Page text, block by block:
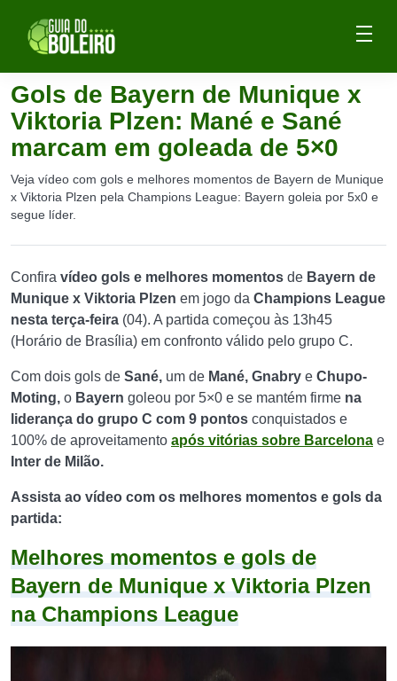
Gols de Bayern de Munique x
Viktoria Plzen: Mané e Sané
marcam em goleada de 5×0
Veja vídeo com gols e melhores momentos de Bayern de Munique
x Viktoria Plzen pela Champions League: Bayern goleia por 5x0 e
segue líder.
Confira vídeo gols e melhores momentos de Bayern de
Munique x Viktoria Plzen em jogo da Champions League
nesta terça-feira (04). A partida começou às 13h45
(Horário de Brasília) em confronto válido pelo grupo C.
Com dois gols de Sané, um de Mané, Gnabry e Chupo-
Moting, o Bayern goleou por 5×0 e se mantém firme na
liderança do grupo C com 9 pontos conquistados e
100% de aproveitamento após vitórias sobre Barcelona e
Inter de Milão.
Assista ao vídeo com os melhores momentos e gols da
partida:
Melhores momentos e gols de
Bayern de Munique x Viktoria Plzen
na Champions League